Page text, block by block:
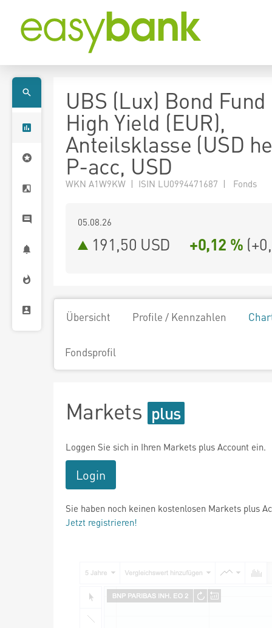
UBS (Lux) Bond
High Yield (EUR),
Anteilsklasse (USD
P-acc, USD
WKN A1W9KW | ISIN LU0994471687 | Fonds
05.08.26
191,50 USD +0,12 % (
Übersicht Profile / Kennzahlen
Fondsprofil
Markets
Loggen Sie sich in Ihren Markets plus Account ein.
Login
Sie haben noch keinen kostenlosen Markets plus
Jetzt registrieren!